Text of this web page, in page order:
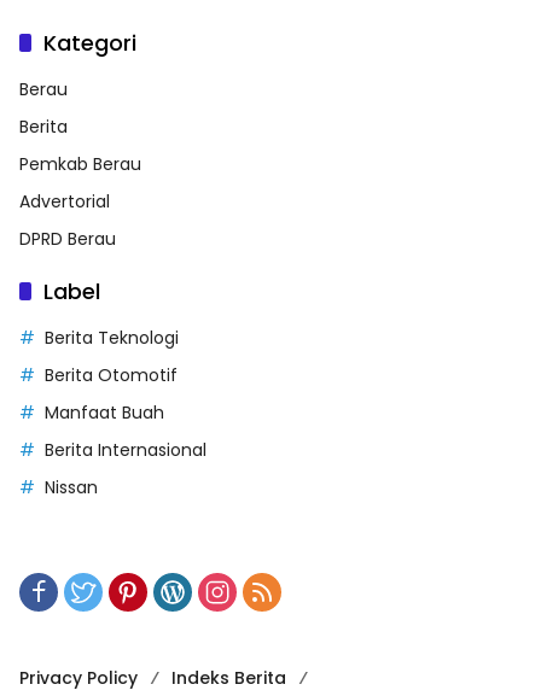
Kategori
Berau
Berita
Pemkab Berau
Advertorial
DPRD Berau
Label
Berita Teknologi
Berita Otomotif
Manfaat Buah
Berita Internasional
Nissan
Privacy Policy Indeks Berita